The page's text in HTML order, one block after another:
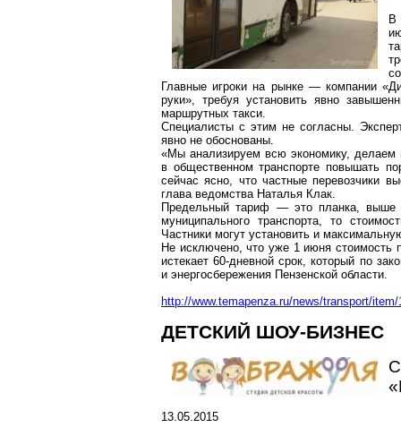
В
Главные игроки на рынке — компании
руки», требуя установить явно
маршрутных такси.
Специалисты с этим не согласны.
явно не обоснованы.
«Мы анализируем всю экономику, делаем
в общественном транспорте повышать
сейчас ясно, что частные перевозчики
глава ведомства Наталья Клак.
Предельный тариф — это планка, выше
муниципального транспорта, то
Частники могут установить и
Не исключено, что уже 1 июня стоимость
истекает 60-дневной срок, который по
и энергосбережения Пензенской области.
http://www.temapenza.ru/news/transport/item/
ДЕТСКИЙ ШОУ-БИЗНЕС
13.05.2015